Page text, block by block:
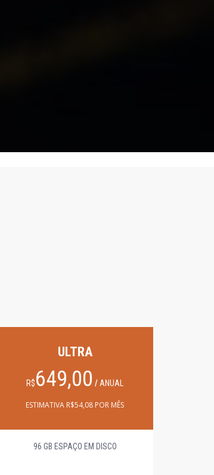
ULTRA
R$649,00 / ANUAL
ESTIMATIVA R$54,08 POR MÊS
96 GB ESPAÇO EM DISCO